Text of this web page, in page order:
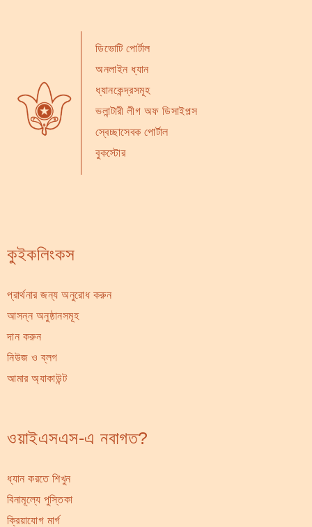
ডিভোটি পোর্টাল
অনলাইন ধ্যান
ধ্যানকেন্দ্রসমূহ
ভলান্টারী লীগ অফ ডিসাইপল্স
স্বেচ্ছাসেবক পোর্টাল
বুকস্টোর
কুইকলিংকস
প্রার্থনার জন্য অনুরোধ করুন
আসন্ন অনুষ্ঠানসমূহ
দান করুন
নিউজ ও ব্লগ
আমার অ্যাকাউন্ট
ওয়াইএসএস-এ নবাগত?
ধ্যান করতে শিখুন
বিনামূল্যে পুস্তিকা
ক্রিয়াযোগ মার্গ